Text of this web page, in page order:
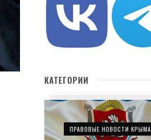
КАТЕГОРИИ
ПРАВОВЫЕ НОВОСТИ КРЫМА